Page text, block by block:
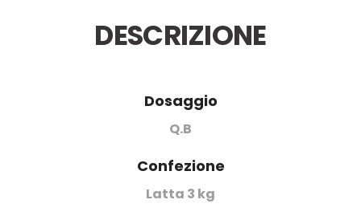
DESCRIZIONE
Dosaggio
Q.B
Confezione
Latta 3 kg